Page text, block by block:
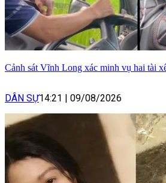
Cảnh sát Vĩnh Long xác minh vụ hai tài
DÂN SỰ14:21 09/08/2026